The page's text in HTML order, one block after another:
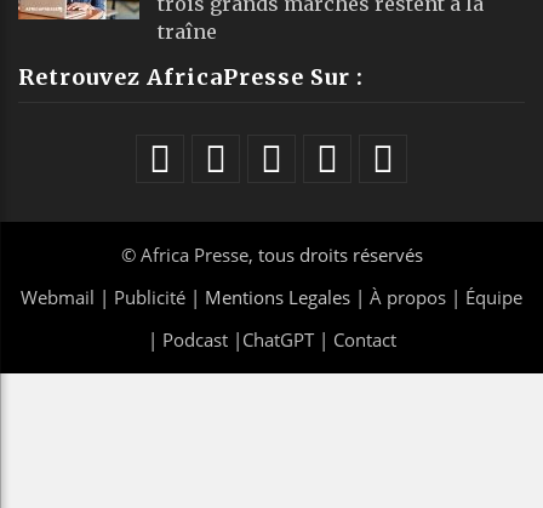
traîne
Retrouvez AfricaPresse Sur :
© Africa Presse, tous droits réservés
Webmail | Publicité | Mentions Legales | À propos | Équipe
| Podcast| ChatGPT| Contact